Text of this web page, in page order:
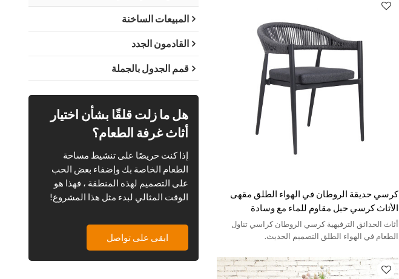
المبيعات الساخنة
القادمون الجدد
قمم الجدول بالجملة
هل ما زلت قلقًا بشأن اختيار
أثاث غرفة الطعام؟
إذا كنت حريصًا على تنشيط مساحة
الطعام الخاصة بك وإضفاء بعض الحب
على التصميم لهذه المنطقة ، فهذا هو
الوقت المثالي لبدء مثل هذا المشروع!
ابقى على تواصل
كرسي حديقة الروطان في الهواء الطلق مقهى
الأثاث كرسي حبل مقاوم للماء مع وسادة
أثاث الحدائق الترفيهية كرسي الروطان كراسي تناول
الطعام في الهواء الطلق التصميم الحديث.